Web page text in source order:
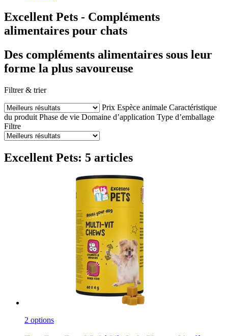
Excellent Pets - Compléments
alimentaires pour chats
Des compléments alimentaires sous leur
forme la plus savoureuse
Filtrer & trier
Prix Espèce animale Caractéristique
du produit Phase de vie Domaine d’application Type d’emballage
Filtre
Excellent Pets: 5 articles
2 options